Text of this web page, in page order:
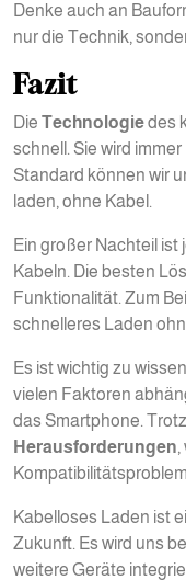
Denke auch an
nur die Technik,
Fazit
Die Technologiedes
schnell. Sie wird
Standard können wir
laden, ohne Kabel.
Ein großer Nachteil ist
Kabeln. Die besten
Funktionalität. Zum
schnelleres Laden
Es ist wichtig zu
vielen Faktoren
das Smartphone.
Herausforderungen,
Kabelloses Laden ist
Zukunft. Es wird uns
weitere Geräte